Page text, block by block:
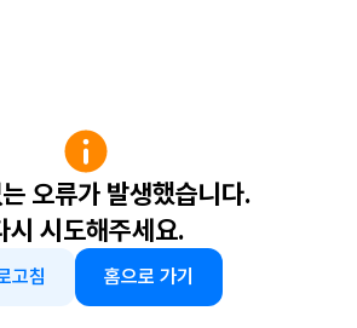
오류가 발생했습니다.
시 시도해주세요.
고침 홈으로 가기